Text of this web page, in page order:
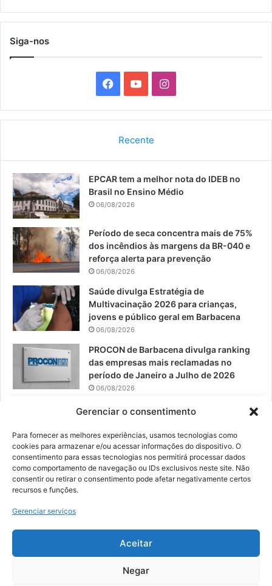
Gerenciar o consentimento
Para fornecer as melhores experiências, usamos tecnologias como
cookies para armazenar e/ou acessar informações do dispositivo. O
consentimento para essas tecnologias nos permitirá processar dados
como comportamento de navegação ou IDs exclusivos neste site. Não
consentir ou retirar o consentimento pode afetar negativamente certos
recursos e funções.
Gerenciar serviços
Aceitar
Negar
Siga-nos
a
b
o
o
k
o
u
e
I
n
a
r
a
Recente
EPCAR tem a melhor nota do IDEB no
Brasil no Ensino Médio
06/08/2026
Período de seca concentra mais de 75%
dos incêndios às margens da BR-040 e
reforça alerta para prevenção
06/08/2026
Saúde divulga Estratégia de
Multivacinação 2026 para crianças,
jovens e público geral em Barbacena
06/08/2026
PROCON de Barbacena divulga ranking
das empresas mais reclamadas no
período de Janeiro a Julho de 2026
06/08/2026
Prefeitura convoca organizações de
Resíduos Sólidos
05/08/2026
© 2026, Todos os direitos reservados | Desenvolvido por:
Digital Business| Hospedado por:NP Publicidade
Fale Conosco
Sobre Nós
Política de Segurança e Privacidade